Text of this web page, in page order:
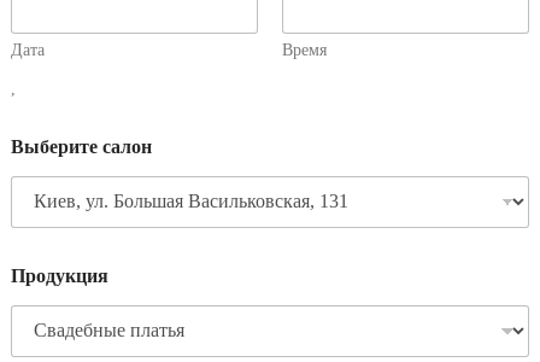
Дата Время
Выберите салон
Продукция